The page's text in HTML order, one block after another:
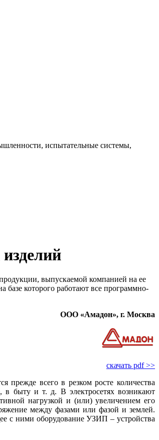
испытательные системы,
выпускаемой компанией на ее
которого работают все программно-
ООО «Амадон», г. Москва
скачать pdf >>
всего в резком росте количества
в бы­ту и т. д. В электросетях возникают
нагрузкой и (или) увеличением его
между фазами или фазой и землей.
с ни­ми оборудование УЗИП – устройства